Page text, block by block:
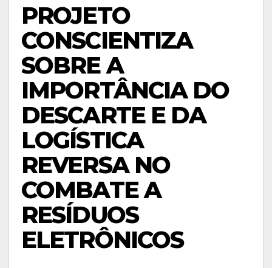
PROJETO
CONSCIENTIZA
SOBRE A
IMPORTÂNCIA DO
DESCARTE E DA
LOGÍSTICA
REVERSA NO
COMBATE A
RESÍDUOS
ELETRÔNICOS